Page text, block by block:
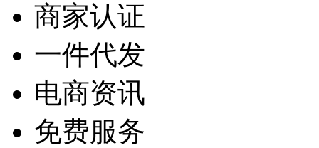
商家认证
一件代发
电商资讯
免费服务